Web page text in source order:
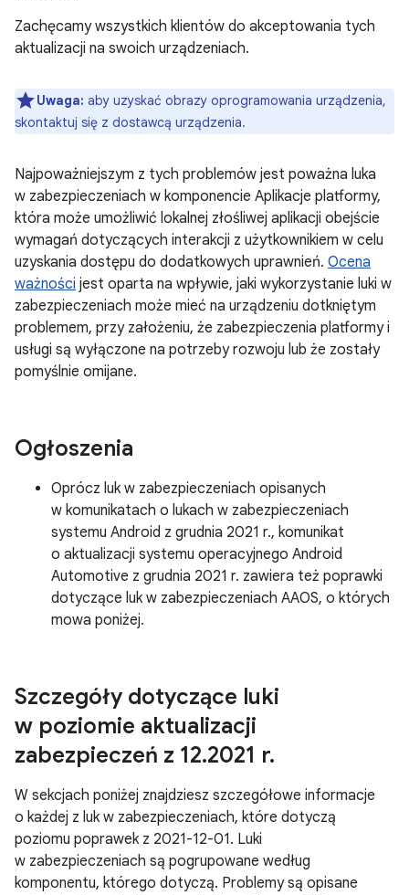
Zachęcamy wszystkich klientów do akceptowania tych
aktualizacji na swoich urządzeniach.
Uwaga: aby uzyskać obrazy oprogramowania urządzenia,
skontaktuj się z dostawcą urządzenia.
Najpoważniejszym z tych problemów jest poważna luka
w zabezpieczeniach w komponencie Aplikacje platformy,
która może umożliwić lokalnej złośliwej aplikacji obejście
wymagań dotyczących interakcji z użytkownikiem w celu
uzyskania dostępu do dodatkowych uprawnień. Ocena
ważności jest oparta na wpływie, jaki wykorzystanie luki w
zabezpieczeniach może mieć na urządzeniu dotkniętym
problemem, przy założeniu, że zabezpieczenia platformy i
usługi są wyłączone na potrzeby rozwoju lub że zostały
pomyślnie omijane.
Ogłoszenia
Oprócz luk w zabezpieczeniach opisanych
w komunikatach o lukach w zabezpieczeniach
systemu Android z grudnia 2021 r., komunikat
o aktualizacji systemu operacyjnego Android
Automotive z grudnia 2021 r. zawiera też poprawki
dotyczące luk w zabezpieczeniach AAOS, o których
mowa poniżej.
Szczegóły dotyczące luki
w poziomie aktualizacji
zabezpieczeń z 12.2021 r.
W sekcjach poniżej znajdziesz szczegółowe informacje
o każdej z luk w zabezpieczeniach, które dotyczą
poziomu poprawek z 2021-12-01. Luki
w zabezpieczeniach są pogrupowane według
komponentu, którego dotyczą. Problemy są opisane